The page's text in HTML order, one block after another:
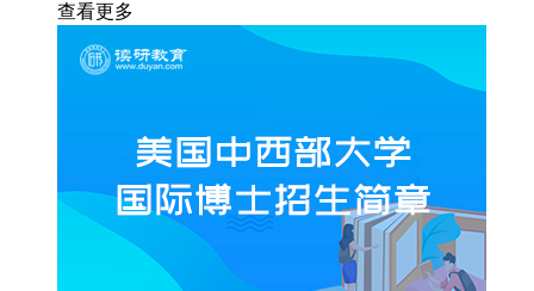
查看更多